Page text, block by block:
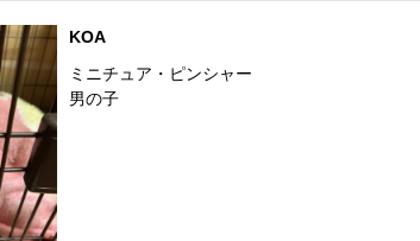
KOA
ミニチュア・ピンシャー
男の子